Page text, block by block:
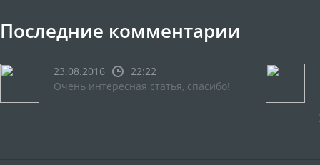
Последние комментарии
23.08.2016
22:22
Очень интересная статья, спасибо!